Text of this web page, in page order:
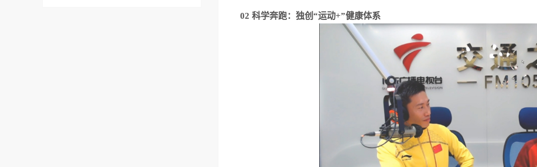
02 科学奔跑：独创“运动+”健康体系